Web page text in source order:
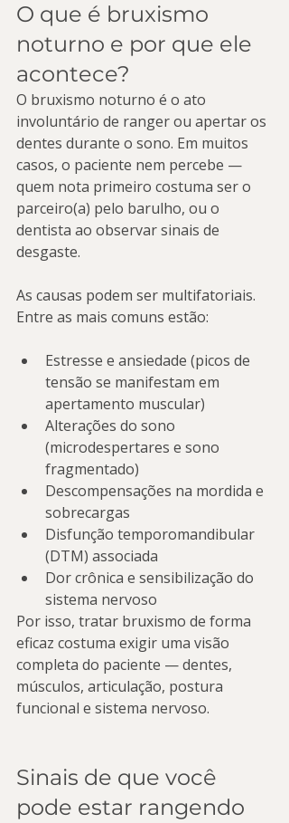
O que é bruxismo
noturno e por que ele
acontece?
O bruxismo noturno é o ato
involuntário de ranger ou apertar os
dentes durante o sono. Em muitos
casos, o paciente nem percebe —
quem nota primeiro costuma ser o
parceiro(a) pelo barulho, ou o
dentista ao observar sinais de
desgaste.
As causas podem ser multifatoriais.
Entre as mais comuns estão:
Estresse e ansiedade (picos de
tensão se manifestam em
apertamento muscular)
Alterações do sono
(microdespertares e sono
fragmentado)
Descompensações na mordida e
sobrecargas
Disfunção temporomandibular
(DTM) associada
Dor crônica e sensibilização do
sistema nervoso
Por isso, tratar bruxismo de forma
eficaz costuma exigir uma visão
completa do paciente — dentes,
músculos, articulação, postura
funcional e sistema nervoso.
Sinais de que você
pode estar rangendo